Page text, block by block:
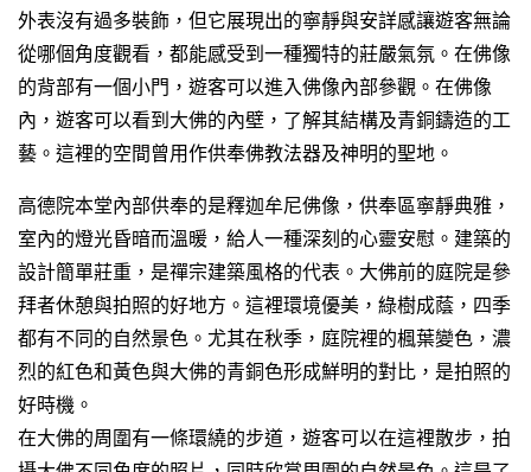
外表沒有過多裝飾，但它展現出的寧靜與安詳感讓遊客無論
從哪個角度觀看，都能感受到一種獨特的莊嚴氣氛。在佛像
的背部有一個小門，遊客可以進入佛像內部參觀。在佛像
內，遊客可以看到大佛的內壁，了解其結構及青銅鑄造的工
藝。這裡的空間曾用作供奉佛教法器及神明的聖地。
高德院本堂內部供奉的是釋迦牟尼佛像，供奉區寧靜典雅，
室內的燈光昏暗而溫暖，給人一種深刻的心靈安慰。建築的
設計簡單莊重，是禪宗建築風格的代表。大佛前的庭院是參
拜者休憩與拍照的好地方。這裡環境優美，綠樹成蔭，四季
都有不同的自然景色。尤其在秋季，庭院裡的楓葉變色，濃
烈的紅色和黃色與大佛的青銅色形成鮮明的對比，是拍照的
好時機。
在大佛的周圍有一條環繞的步道，遊客可以在這裡散步，拍